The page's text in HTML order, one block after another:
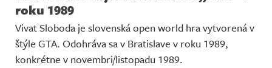
roku 1989
Vivat Sloboda je slovenská open world hra vytvorená v
štýle GTA. Odohráva sa v Bratislave v roku 1989,
konkrétne v novembri/listopadu 1989.